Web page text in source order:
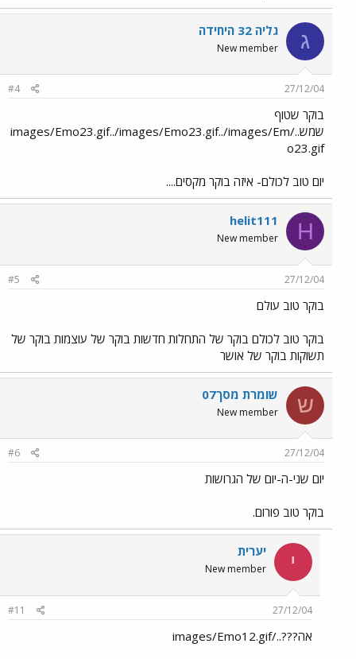
ג גליה 32 היחידה
New member
27/12/04
#4
בוקר שטוף
שמש../images/Emo23.gif../images/Emo23.gif../images/Em
o23.gif
יום טוב לכולם- איזה בוקר מקסים....
H
helit111
New member
27/12/04
#5
בוקר טוב עולם
בוקר טוב לכולם בוקר של התחלות חדשות בוקר של עוצמות בוקר של
תשוקות בוקר של אושר
ש שומרת מסך07
New member
27/12/04
#6
יום שני-ה-יום של הגרושות
בוקר טוב פורום.
י יערית
New member
27/12/04
#11
אה???../images/Emo12.gif